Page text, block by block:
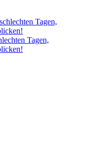
Tagen,